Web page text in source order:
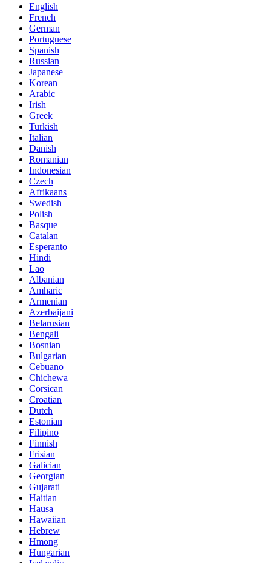
English
French
German
Portuguese
Spanish
Russian
Japanese
Korean
Arabic
Irish
Greek
Turkish
Italian
Danish
Romanian
Indonesian
Czech
Afrikaans
Swedish
Polish
Basque
Catalan
Esperanto
Hindi
Lao
Albanian
Amharic
Armenian
Azerbaijani
Belarusian
Bengali
Bosnian
Bulgarian
Cebuano
Chichewa
Corsican
Croatian
Dutch
Estonian
Filipino
Finnish
Frisian
Galician
Georgian
Gujarati
Haitian
Hausa
Hawaiian
Hebrew
Hmong
Hungarian